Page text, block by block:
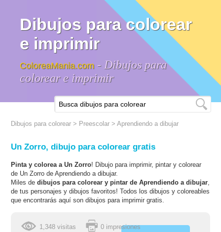
Dibujos para colorear
e imprimir
ColoreaMania.com - Dibujos para
colorear e imprimir
Dibujos para colorear > Preescolar >Aprendiendo a dibujar
Un Zorro, dibujo para colorear gratis
Pinta y colorea a Un Zorro! Dibujo para imprimir, pintar y colorear
de Un Zorro de Aprendiendo a dibujar.
Miles dedibujos para colorear y pintar de Aprendiendo a dibujar,
de tus personajes y dibujos favoritos! Todos los dibujos y coloreables
que encontrarás aquí son dibujos para imprimir gratis.
1,348 visitas 0 impresiones